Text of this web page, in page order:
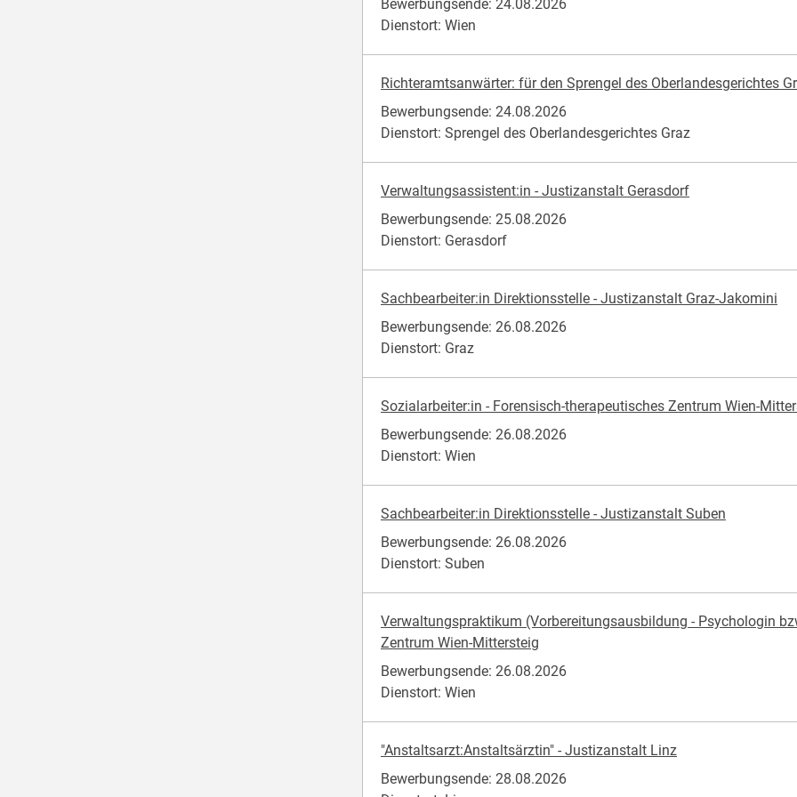
Bewerbungsende: 24.08.2026
Dienstort: Wien
Richteramtsanwärter: für den Sprengel des Oberlandesgerichtes
Bewerbungsende: 24.08.2026
Dienstort: Sprengel des Oberlandesgerichtes Graz
Verwaltungsassistent:in - Justizanstalt Gerasdorf
Bewerbungsende: 25.08.2026
Dienstort: Gerasdorf
Sachbearbeiter:in Direktionsstelle - Justizanstalt Graz-Jakomini
Bewerbungsende: 26.08.2026
Dienstort: Graz
Sozialarbeiter:in - Forensisch-therapeutisches Zentrum Wien-
Bewerbungsende: 26.08.2026
Dienstort: Wien
Sachbearbeiter:in Direktionsstelle - Justizanstalt Suben
Bewerbungsende: 26.08.2026
Dienstort: Suben
Verwaltungspraktikum (Vorbereitungsausbildung - Psychologin
Zentrum Wien-Mittersteig
Bewerbungsende: 26.08.2026
Dienstort: Wien
"Anstaltsarzt:Anstaltsärztin" - Justizanstalt Linz
Bewerbungsende: 28.08.2026